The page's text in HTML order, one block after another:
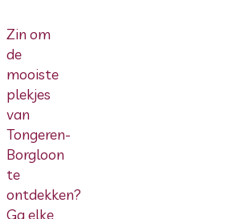
Zin om
de
mooiste
plekjes
van
Tongeren-
Borgloon
te
ontdekken?
Ga elke